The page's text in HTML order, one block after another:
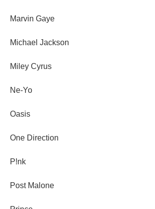
Marvin Gaye
Michael Jackson
Miley Cyrus
Ne-Yo
Oasis
One Direction
P!nk
Post Malone